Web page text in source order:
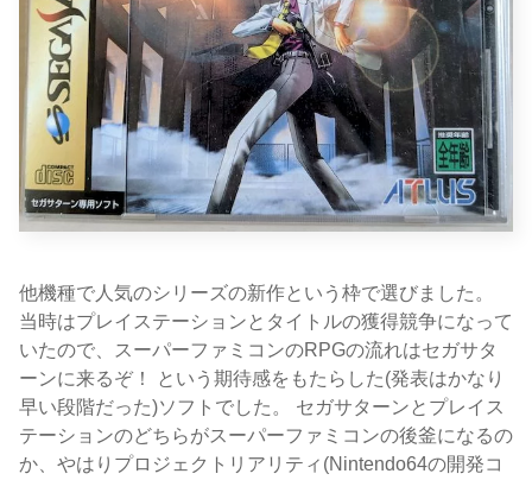
他機種で人気のシリーズの新作という枠で選びました。
当時はプレイステーションとタイトルの獲得競争になって
いたので、スーパーファミコンのRPGの流れはセガサタ
ーンに来るぞ！ という期待感をもたらした(発表はかなり
早い段階だった)ソフトでした。 セガサターンとプレイス
テーションのどちらがスーパーファミコンの後釜になるの
か、やはりプロジェクトリアリティ(Nintendo64の開発コ